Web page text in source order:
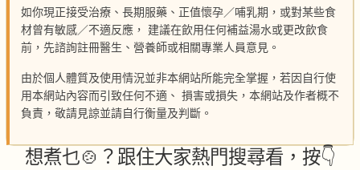
如你現正接受治療、長期服藥、正值懷孕／哺乳期，或對某些食
材曾有敏感／不適反應， 建議在飲用任何補益湯水或更改飲食
前，先諮詢註冊醫生、營養師或相關專業人員意見。
由於個人體質及使用情況並非本網站所能完全掌握，若因自行使
用本網站內容而引致任何不適、 損害或損失，本網站及作者概不
負責，敬請見諒並請自行衡量及判斷。
想煮乜🍲？跟住大家熱門搜尋看，按👇